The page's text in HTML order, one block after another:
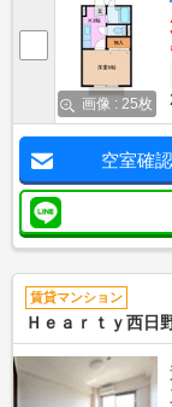
画像 : 25枚
空室確認
賃貸マンション
Ｈｅａｒｔｙ西日